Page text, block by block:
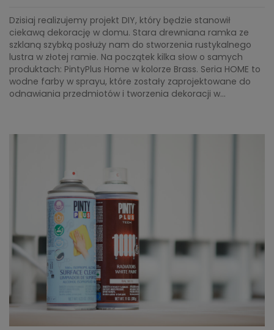
Dzisiaj realizujemy projekt DIY, który będzie stanowił
ciekawą dekorację w domu. Stara drewniana ramka ze
szklaną szybką posłuży nam do stworzenia rustykalnego
lustra w złotej ramie. Na początek kilka słow o samych
produktach: PintyPlus Home w kolorze Brass. Seria HOME to
wodne farby w sprayu, które zostały zaprojektowane do
odnawiania przedmiotów i tworzenia dekoracji w...